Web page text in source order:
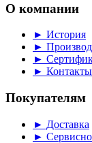
О компании
► История
►
►
► Контакты
Покупателям
► Доставка
►